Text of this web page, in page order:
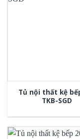
Tủ nội thất kệ
TKB-SGD